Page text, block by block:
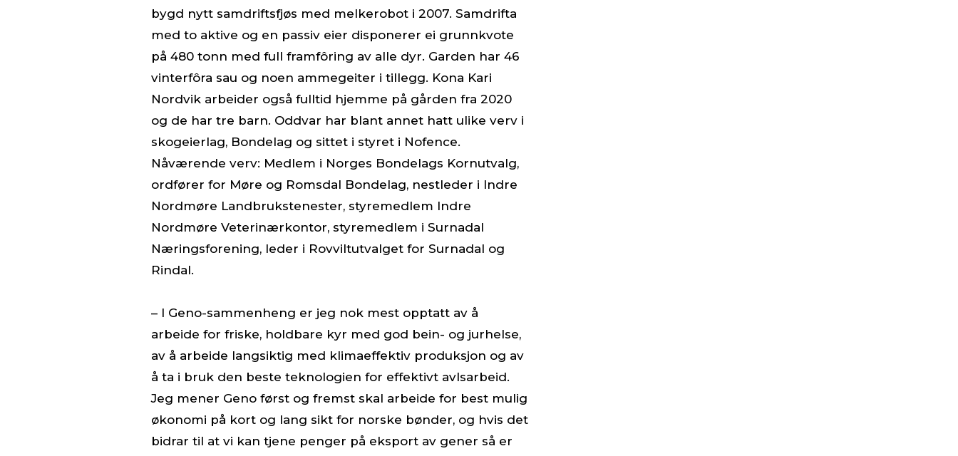
bygd nytt samdriftsfjøs med melkerobot i 2007. Samdrifta
med to aktive og en passiv eier disponerer ei grunnkvote
på 480 tonn med full framfôring av alle dyr. Garden har 46
vinterfôra sau og noen ammegeiter i tillegg. Kona Kari
Nordvik arbeider også fulltid hjemme på gården fra 2020
og de har tre barn. Oddvar har blant annet hatt ulike verv i
skogeierlag, Bondelag og sittet i styret i Nofence.
Nåværende verv: Medlem i Norges Bondelags Kornutvalg,
ordfører for Møre og Romsdal Bondelag, nestleder i Indre
Nordmøre Landbrukstenester, styremedlem Indre
Nordmøre Veterinærkontor, styremedlem i Surnadal
Næringsforening, leder i Rovviltutvalget for Surnadal og
Rindal.
– I Geno-sammenheng er jeg nok mest opptatt av å
arbeide for friske, holdbare kyr med god bein- og jurhelse,
av å arbeide langsiktig med klimaeffektiv produksjon og av
å ta i bruk den beste teknologien for effektivt avlsarbeid.
Jeg mener Geno først og fremst skal arbeide for best mulig
økonomi på kort og lang sikt for norske bønder, og hvis det
bidrar til at vi kan tjene penger på eksport av gener så er